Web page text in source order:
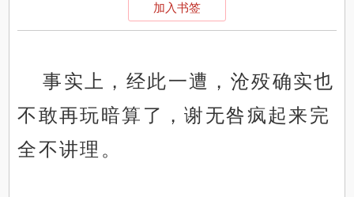
加入书签
事实上，经此一遭，沧殁确实也
不敢再玩暗算了，谢无咎疯起来完
全不讲理。